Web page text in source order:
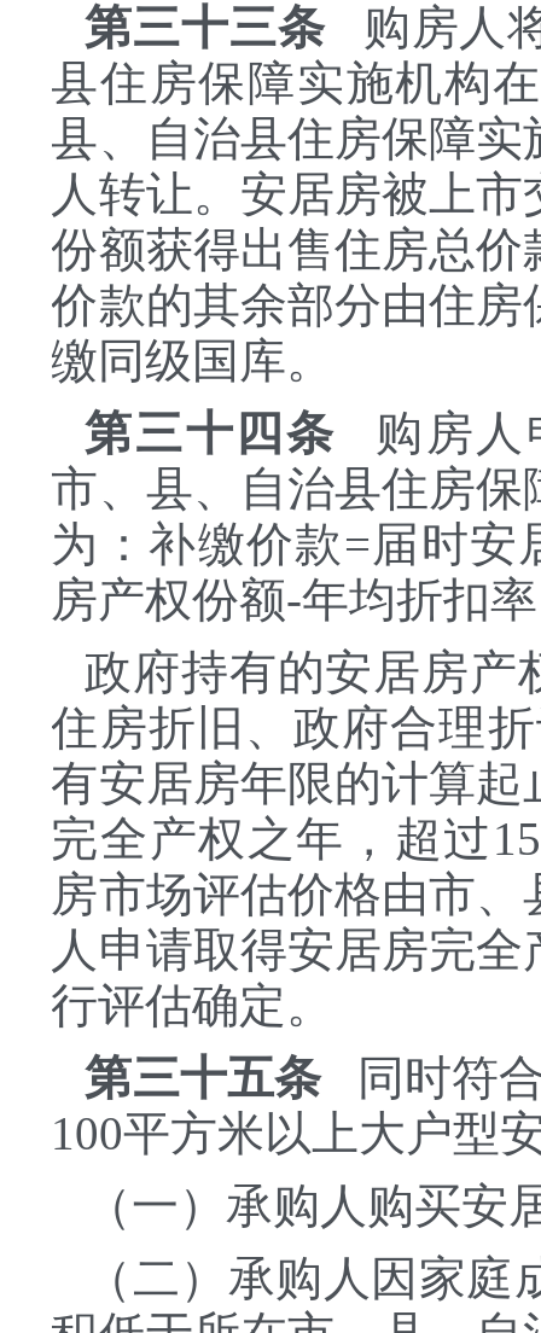
第三十三条购房人将
县住房保障实施机构
县、自治县住房保障
人转让。安居房被上
份额获得出售住房总
价款的其余部分由住
缴同级国库。
第三十四条 购房人
市、县、自治县住房
为：补缴价款=届时
房产权份额-年均折扣
政府持有的安居房产
住房折旧、政府合理
有安居房年限的计算
完全产权之年，超过
房市场评估价格由市
人申请取得安居房完
行评估确定。
第三十五条同时符合
100平方米以上大户型
（一）承购人购买安
（二）承购人因家